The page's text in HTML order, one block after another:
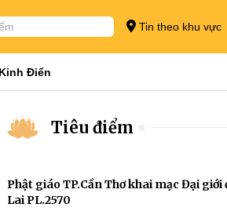
Tin theo khu vực
Kinh Điển
Tiêu điểm
Phật giáo TP.Cần Thơ khai mạc Đại giới
Lai PL.2570